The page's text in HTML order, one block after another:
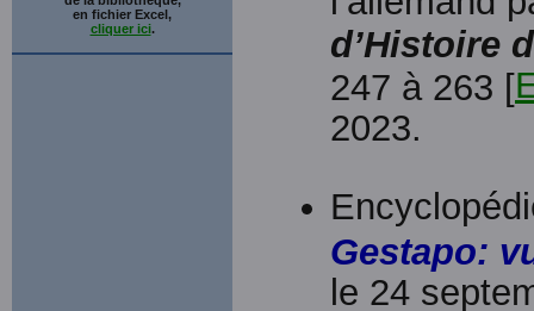
en fichier Excel,
cliquer ici.
d’Histoire
247 à 263 [
2023.
Gestapo:
le 24